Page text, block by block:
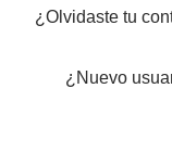
¿Olvidaste tu
¿Nuevo